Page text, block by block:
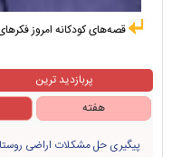
قصه‌های کودکانه امروز
پربازدید ترین
هفته
پیگیری حل مشکلات اراضی